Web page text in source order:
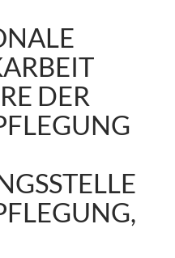
DER